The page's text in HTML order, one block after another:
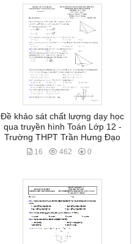
Đề khảo sát chất lượng dạy học
qua truyền hình Toán Lớp 12 -
Trường THPT Trần Hưng Đạo
16 462 0